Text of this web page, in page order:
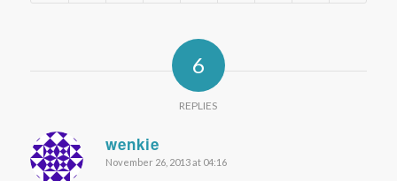
6
REPLIES
wenkie
says:
November 26, 2013 at 04:16